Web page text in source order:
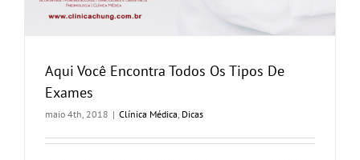
Aqui Você Encontra Todos Os Tipos De
Exames
maio 4th, 2018 | Clínica Médica, Dicas